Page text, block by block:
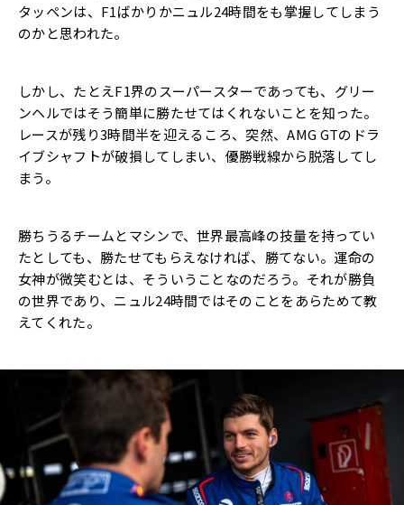
タッペンは、F1ばかりかニュル24時間をも掌握してしまう
のかと思われた。
しかし、たとえF1界のスーパースターであっても、グリー
ンヘルではそう簡単に勝たせてはくれないことを知った。
レースが残り3時間半を迎えるころ、突然、AMG GTのドラ
イブシャフトが破損してしまい、優勝戦線から脱落してし
まう。
勝ちうるチームとマシンで、世界最高峰の技量を持ってい
たとしても、勝たせてもらえなければ、勝てない。運命の
女神が微笑むとは、そういうことなのだろう。それが勝負
の世界であり、ニュル24時間ではそのことをあらためて教
えてくれた。